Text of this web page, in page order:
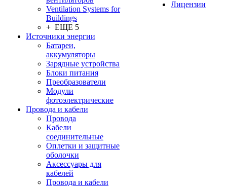
Ventilation Systems for
Buildings
+ ЕЩЕ 5
Источники энергии
Батареи,
аккумуляторы
Зарядные устройства
Блоки питания
Преобразователи
Модули
фотоэлектрические
Провода и кабели
Провода
Кабели
соединительные
Оплетки и защитные
оболочки
Аксессуары для
кабелей
Провода и кабели
Лицензии